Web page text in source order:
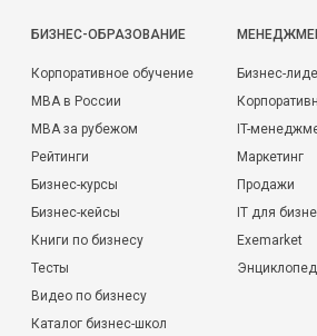
БИЗНЕС-ОБРАЗОВАНИЕ
Корпоративное обучение
MBA в России
MBA за рубежом
Рейтинги
Бизнес-курсы
Бизнес-кейсы
Книги по бизнесу
Тесты
Видео по бизнесу
Каталог бизнес-школ
Бизнес-
IT-
Маркетинг
Продажи
IT для
Exemarket